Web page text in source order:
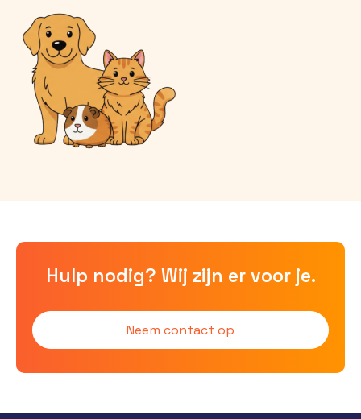
Hulp nodig? Wij zijn er voor je.
Neem contact op